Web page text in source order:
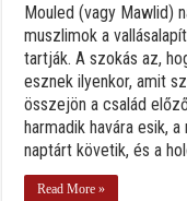
Mouled (vagy Mawlid)
muszlimok a
tartják. A szokás az,
esznek ilyenkor, amit
összejön a család
harmadik havára esik,
naptárt követik, és a
Read More »